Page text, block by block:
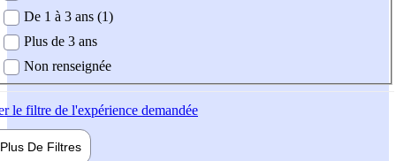
De 1 à 3 ans (1)
Plus de 3 ans
Non renseignée
le filtre de l'expérience demandée
Plus De Filtres